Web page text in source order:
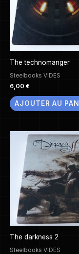
The technomanger
Steelbooks VIDES
6,00 €
AJOUTER AU
The darkness 2
Steelbooks VIDES